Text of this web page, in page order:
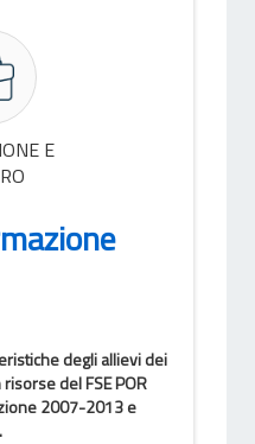
E
degli allievi dei
del FSE POR
2007-2013 e